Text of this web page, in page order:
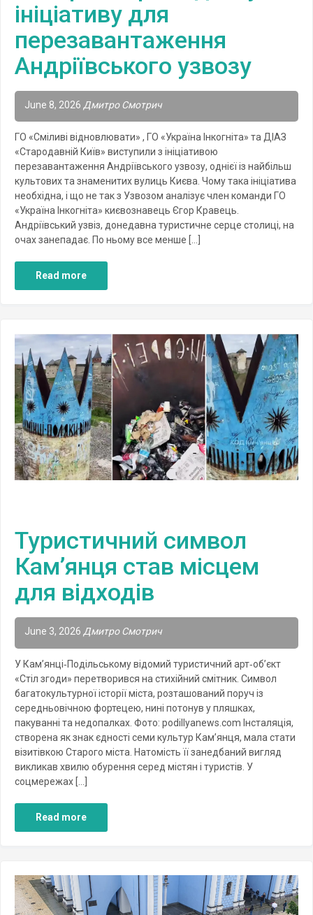
ініціативу для
перезавантаження
Андріївського узвозу
June 8, 2026 Дмитро Смотрич
ГО «Сміливі відновлювати» , ГО «Україна Інкогніта» та ДІАЗ
«Стародавній Київ» виступили з ініціативою
перезавантаження Андріївського узвозу, однієї із найбільш
культових та знаменитих вулиць Києва. Чому така ініціатива
необхідна, і що не так з Узвозом аналізує член команди ГО
«Україна Інкогніта» києвознавець Єгор Кравець.
Андріївський узвіз, донедавна туристичне серце столиці, на
очах занепадає. По ньому все менше […]
Read more
Туристичний символ
Кам’янця став місцем
для відходів
June 3, 2026 Дмитро Смотрич
У Кам’янці‑Подільському відомий туристичний арт‑об’єкт
«Стіл згоди» перетворився на стихійний смітник. Символ
багатокультурної історії міста, розташований поруч із
середньовічною фортецею, нині потонув у пляшках,
пакуванні та недопалках. Фото: podillyanews.com Інсталяція,
створена як знак єдності семи культур Кам’янця, мала стати
візитівкою Старого міста. Натомість її занедбаний вигляд
викликав хвилю обурення серед містян і туристів. У
соцмережах […]
Read more